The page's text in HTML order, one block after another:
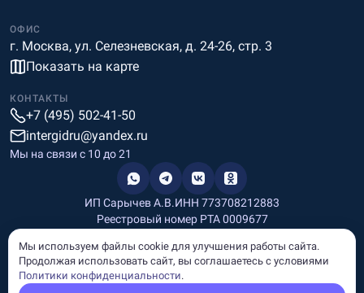
ОФИС
г. Москва, ул. Селезневская, д. 24-26, стр. 3
Показать на карте
КОНТАКТЫ
+7 (495) 502-41-50
intergidru@yandex.ru
Мы на связи c 10 до 21
ИП Сарычев А.В.ИНН 773708212883
Реестровый номер РТА 0009677
Информация, размещённая на сайте, носит информационный
характер и не является рекламой и публичной офертой.
Мы используем файлы cookie для улучшения работы сайта.
Продолжая использовать сайт, вы соглашаетесь с условиями
Политики конфиденциальности.